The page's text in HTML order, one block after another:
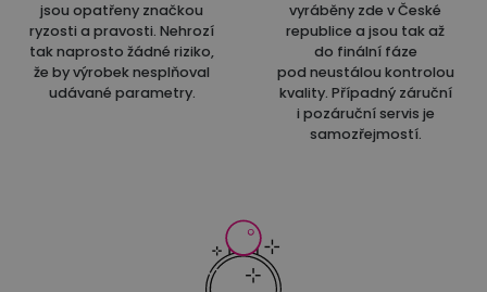
jsou opatřeny značkou
ryzosti a pravosti. Nehrozí
tak naprosto žádné riziko,
že by výrobek nesplňoval
udávané parametry.
vyráběny zde v České
republice a jsou tak až
do finální fáze
pod neustálou kontrolou
kvality. Případný záruční
i pozáruční servis je
samozřejmostí.